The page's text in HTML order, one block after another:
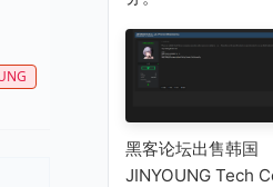
黑客论坛出售韩国
JINYOUNG Tech